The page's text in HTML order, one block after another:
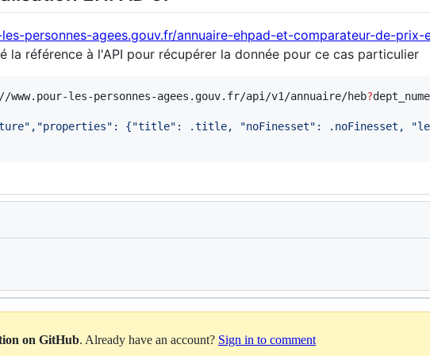
personnes-agees.gouv.fr/annuaire-ehpad-et-comparateur-de-
la référence à l'API pour récupérer la donnée pour ce cas particulier
les-personnes-agees.gouv.fr/api/v1/annuaire/heb?
{"title": .title, "noFinesset": .noFinesset,
on GitHub . Already have an account? Sign in to comment